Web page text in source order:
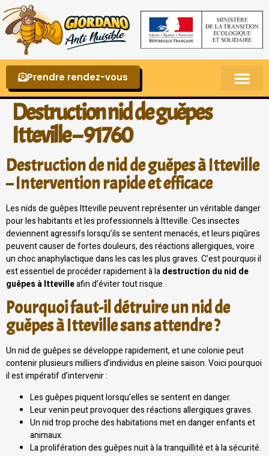
Prendre rendez-vous
Destruction nid de guêpes
Itteville – 91760
Destruction de nid de guêpes à Itteville
– Intervention rapide et efficace
Les nids de guêpes Itteville peuvent représenter un véritable danger
pour les habitants et les professionnels à Itteville. Ces insectes
deviennent agressifs lorsqu’ils se sentent menacés, et leurs piqûres
peuvent causer de fortes douleurs, des réactions allergiques, voire
un choc anaphylactique dans les cas les plus graves. C’est pourquoi il
est essentiel de procéder rapidement à ladestruction du nid de
guêpes à Ittevilleafin d’éviter tout risque.
Pourquoi faut-il détruire un nid de
guêpes à Itteville sans attendre ?
Un nid de guêpes se développe rapidement, et une colonie peut
contenir plusieurs milliers d’individus en pleine saison. Voici pourquoi
il est impératif d’intervenir :
Les guêpes piquent lorsqu’elles se sentent en danger.
Leur venin peut provoquer des réactions allergiques graves.
Un nid trop proche des habitations met en danger enfants et
animaux.
La prolifération des guêpes nuit à la tranquillité et à la sécurité.